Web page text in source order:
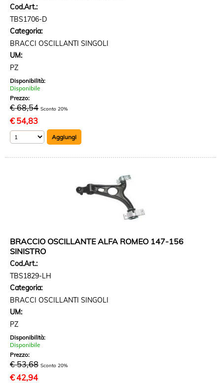
Cod.Art.:
TBS1706-D
Categoria:
BRACCI OSCILLANTI SINGOLI
UM:
PZ
Disponibilità:
Disponibile
Prezzo:
€ 68,54 Sconto 20%
€ 54,83
BRACCIO OSCILLANTE ALFA ROMEO 147-156
SINISTRO
Cod.Art.:
TBS1829-LH
Categoria:
BRACCI OSCILLANTI SINGOLI
UM:
PZ
Disponibilità:
Disponibile
Prezzo:
€ 53,68 Sconto 20%
€42,94